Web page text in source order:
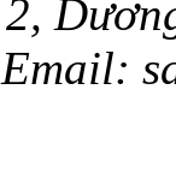
Email: